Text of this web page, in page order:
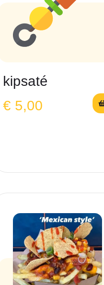
kipsaté
€ 5,00